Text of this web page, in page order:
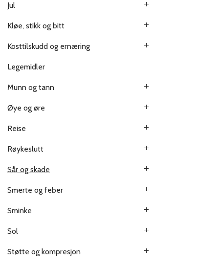
Jul
Kløe, stikk og bitt
Kosttilskudd og ernæring
Legemidler
Munn og tann
Øye og øre
Reise
Røykeslutt
Sår og skade
Smerte og feber
Sminke
Sol
Støtte og kompresjon